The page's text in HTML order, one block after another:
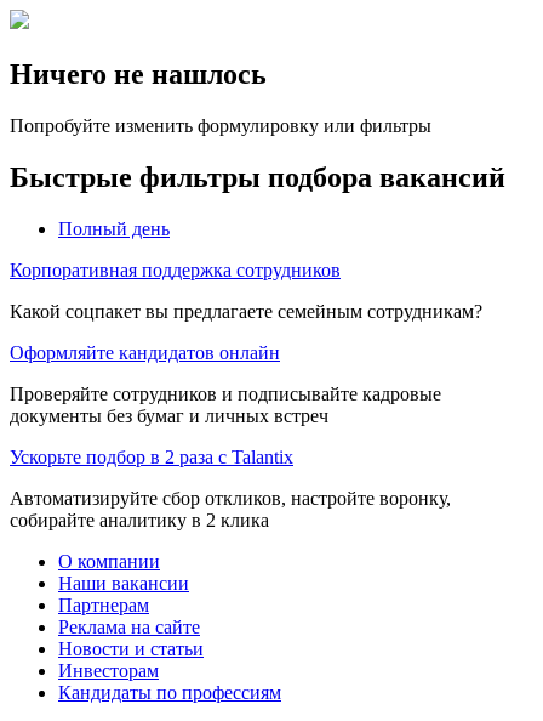
Ничего не нашлось
Попробуйте изменить формулировку или фильтры
Быстрые фильтры подбора вакансий
Полный день
Корпоративная поддержка сотрудников
Какой соцпакет вы предлагаете семейным сотрудникам?
Оформляйте кандидатов онлайн
Проверяйте сотрудников и подписывайте кадровые
документы без бумаг и личных встреч
Ускорьте подбор в 2 раза с Talantix
Автоматизируйте сбор откликов, настройте воронку,
собирайте аналитику в 2 клика
О компании
Наши вакансии
Партнерам
Реклама на сайте
Новости и статьи
Инвесторам
Кандидаты по профессиям